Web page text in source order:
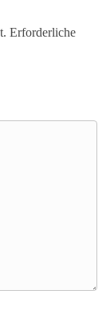
Erforderliche